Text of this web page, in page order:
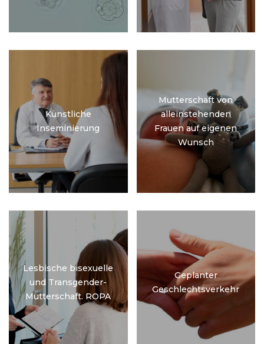
Künstliche
Inseminierung
Mutterschaft von
alleinstehenden
Frauen auf eigenen
Wunsch
Lesbische bisexuelle
und Transgender-
Mutterschaft. ROPA
Geplanter
Geschlechtsverkehr